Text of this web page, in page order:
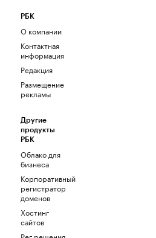
РБК
О компании
Контактная
информация
Редакция
Размещение
рекламы
Другие
продукты
РБК
Облако для
бизнеса
Корпоративный
регистратор
доменов
Хостинг
сайтов